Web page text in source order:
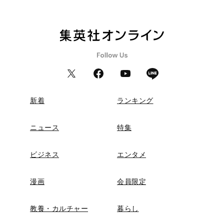
新着 ランキング
ニュース 特集
ビジネス エンタメ
漫画 会員限定
教養・カルチャー 暮らし